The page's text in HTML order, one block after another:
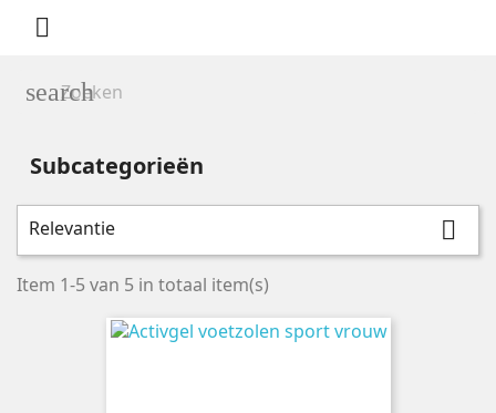

search
Prijs
Subcategorieën
Relevantie 
Item 1-5 van 5 in totaal item(s)